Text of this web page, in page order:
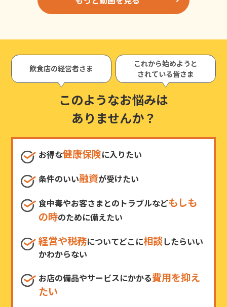
飲食店の経営者さま
これから始めようと
されている皆さま
このようなお悩みは
ありませんか？
お得な健康保険に入りたい
条件のいい融資が受けたい
食中毒やお客さまとのトラブルなどもしも
の時のために備えたい
経営や税務についてどこに相談したらいい
かわからない
お店の備品やサービスにかかる費用を抑え
たい